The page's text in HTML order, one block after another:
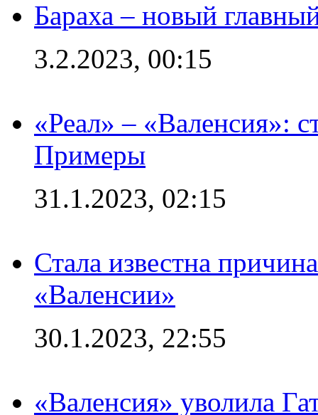
Бараха – новый
3.2.2023, 00:15
«Реал» – «Валенсия»:
Примеры
31.1.2023, 02:15
Стала известна
«Валенсии»
30.1.2023, 22:55
«Валенсия» уволила